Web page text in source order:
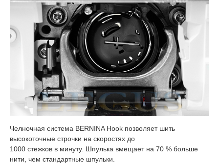
Челночная система BERNINA Hook позволяет шить
высокоточные строчки на скоростях до
1000 стежков в минуту. Шпулька вмещает на 70 % больше
нити, чем стандартные шпульки.